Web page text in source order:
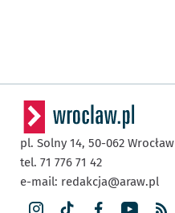
pl. Solny 14, 50-062 Wrocław
tel. 71 776 71 42
e-mail: redakcja@araw.pl